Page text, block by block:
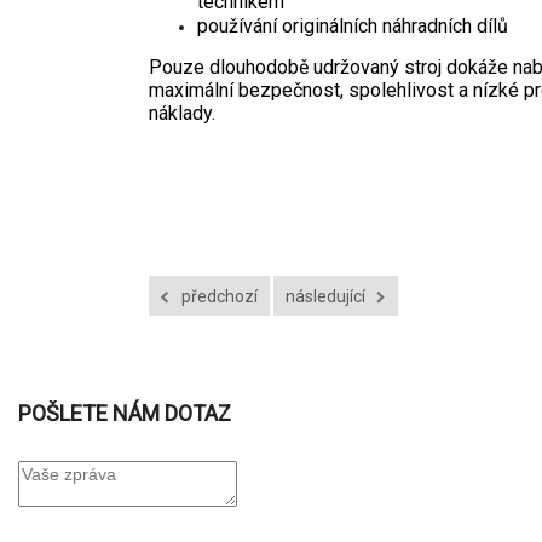
používání originálních náhradních dílů
Pouze dlouhodobě udržovaný stroj dokáže
maximální bezpečnost, spolehlivost a nízké
náklady.
předchozí následující
POŠLETE NÁM DOTAZ